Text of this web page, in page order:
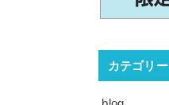
カテゴリー